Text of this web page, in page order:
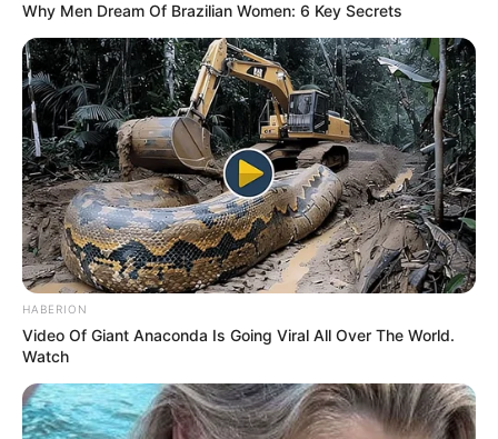
Why Men Dream Of Brazilian Women: 6 Key Secrets
HABERION
Video Of Giant Anaconda Is Going Viral All Over The World.
Watch